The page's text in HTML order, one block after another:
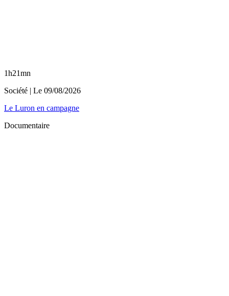
1h21mn
Société | Le 09/08/2026
Le Luron en campagne
Documentaire